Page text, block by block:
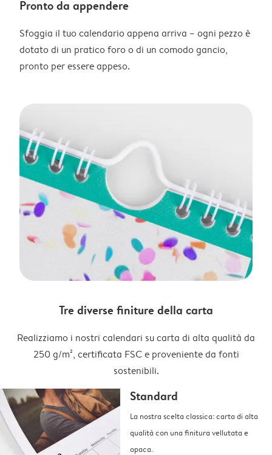
Pronto da appendere
Sfoggia il tuo calendario appena arriva – ogni pezzo è
dotato di un pratico foro o di un comodo gancio,
pronto per essere appeso.
Tre diverse finiture della carta
Realizziamo i nostri calendari su carta di alta qualità da
250 g/m², certificata FSC e proveniente da fonti
sostenibili.
Standard
La nostra scelta classica: carta di alta
qualità con una finitura vellutata e
opaca.